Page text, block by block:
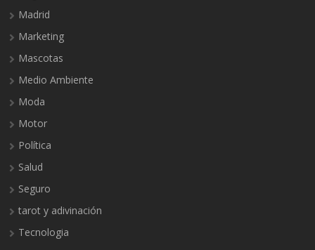
Madrid
Marketing
Mascotas
Medio Ambiente
Moda
Motor
Política
Salud
Seguro
tarot y adivinación
Tecnologia